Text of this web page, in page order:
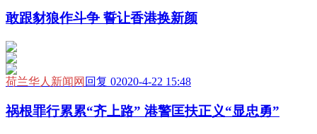
敢跟豺狼作斗争 誓让香港换新颜
荷兰华人新闻网 回复 02020-4-22 15:48
祸根罪行累累“齐上路” 港警匡扶正义“显忠勇”